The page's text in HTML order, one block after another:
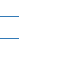
換商品」，每半
送「VIP生日